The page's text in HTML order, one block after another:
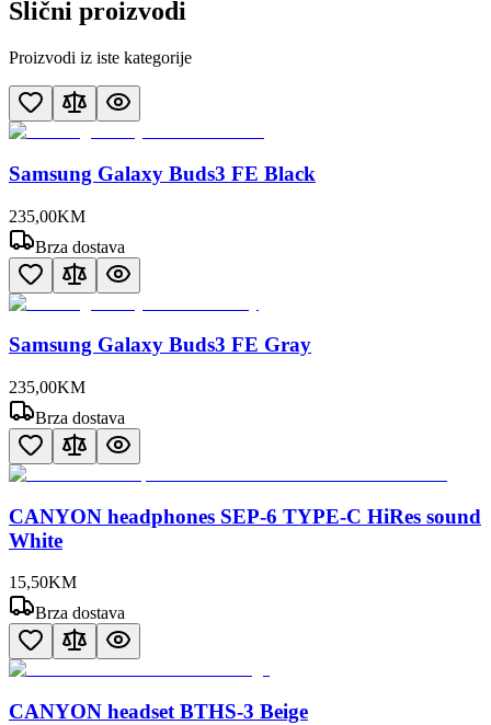
Slični proizvodi
Proizvodi iz iste kategorije
Samsung Galaxy Buds3 FE Black
235,00KM
Brza dostava
Samsung Galaxy Buds3 FE Gray
235,00KM
Brza dostava
CANYON headphones SEP-6 TYPE-C HiRes sound
White
15,50KM
Brza dostava
CANYON headset BTHS-3 Beige